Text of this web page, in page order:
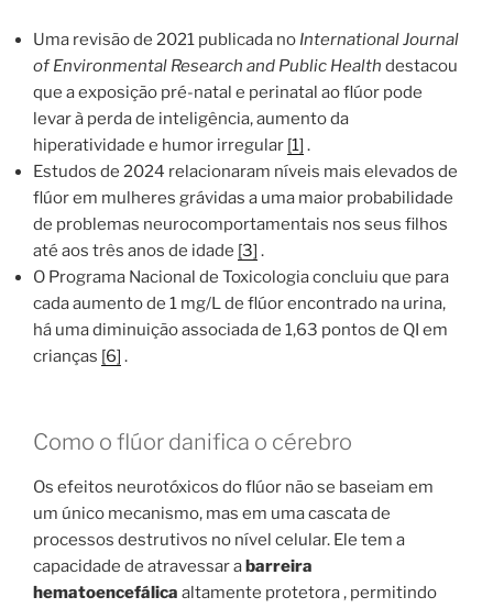
Uma revisão de 2021 publicada no International Journal
of Environmental Research and Public Health destacou
que a exposição pré-natal e perinatal ao flúor pode
levar à perda de inteligência, aumento da
hiperatividade e humor irregular [1] .
Estudos de 2024 relacionaram níveis mais elevados de
flúor em mulheres grávidas a uma maior probabilidade
de problemas neurocomportamentais nos seus filhos
até aos três anos de idade [3] .
O Programa Nacional de Toxicologia concluiu que para
cada aumento de 1 mg/L de flúor encontrado na urina,
há uma diminuição associada de 1,63 pontos de QI em
crianças [6] .
Como o flúor danifica o cérebro
Os efeitos neurotóxicos do flúor não se baseiam em
um único mecanismo, mas em uma cascata de
processos destrutivos no nível celular. Ele tem a
capacidade de atravessar abarreira
hematoencefálica altamente protetora , permitindo